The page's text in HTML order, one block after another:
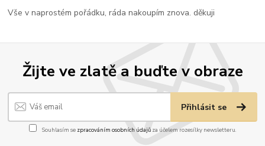
Žijte ve zlatě a buďte v obraze
Přihlásit se
Souhlasím se zpracováním osobních údajůza účelem rozesílky newsletteru.
Vše v naprostém pořádku, ráda nakoupím znova. děkuji